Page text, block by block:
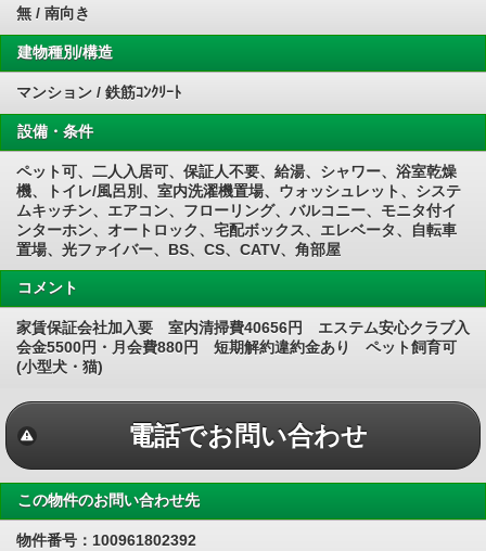
無 / 南向き
建物種別/構造
マンション / 鉄筋ｺﾝｸﾘｰﾄ
設備・条件
ペット可、二人入居可、保証人不要、給湯、シャワー、浴室乾燥
機、トイレ/風呂別、室内洗濯機置場、ウォッシュレット、システ
ムキッチン、エアコン、フローリング、バルコニー、モニタ付イ
ンターホン、オートロック、宅配ボックス、エレベータ、自転車
置場、光ファイバー、BS、CS、CATV、角部屋
コメント
家賃保証会社加入要 室内清掃費40656円 エステム安心クラブ入
会金5500円・月会費880円 短期解約違約金あり ペット飼育可
(小型犬・猫)
電話でお問い合わせ
この物件のお問い合わせ先
物件番号：100961802392